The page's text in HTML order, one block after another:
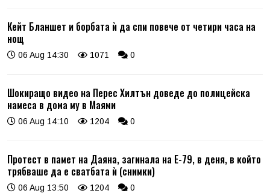
Кейт Бланшет и борбата ѝ да спи повече от четири часа на
нощ
06 Aug 14:30 1071 0
Шокиращо видео на Перес Хилтън доведе до полицейска
намеса в дома му в Маями
06 Aug 14:10 1204 0
Протест в памет на Даяна, загинала на Е-79, в деня, в който
трябваше да е сватбата ѝ (снимки)
06 Aug 13:50 1204 0